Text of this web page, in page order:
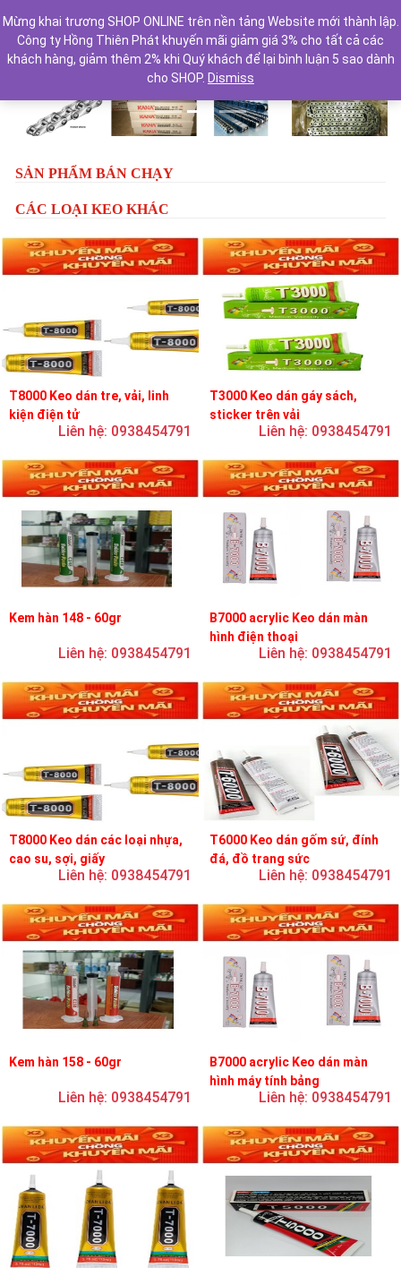
Previous Next
SẢN PHẨM BÁN CHẠY
CÁC LOẠI KEO KHÁC
T8000 Keo dán tre, vải, linh
kiện điện tử
Liên hệ: 0938454791
T3000 Keo dán gáy sách,
sticker trên vải
Liên hệ: 0938454791
Kem hàn 148 - 60gr
Liên hệ: 0938454791
B7000 acrylic Keo dán màn
hình điện thoại
Liên hệ: 0938454791
T8000 Keo dán các loại nhựa,
cao su, sợi, giấy
Liên hệ: 0938454791
T6000 Keo dán gốm sứ, đính
đá, đồ trang sức
Liên hệ: 0938454791
Kem hàn 158 - 60gr
Liên hệ: 0938454791
B7000 acrylic Keo dán màn
hình máy tính bảng
Liên hệ: 0938454791
Mừng khai trương SHOP ONLINE trên nền tảng Website mới thành lập.
Công ty Hồng Thiên Phát khuyến mãi giảm giá 3% cho tất cả các
khách hàng, giảm thêm 2% khi Quý khách để lại bình luận 5 sao dành
cho SHOP. Dismiss